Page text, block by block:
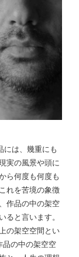
には、幾重にも
実の風景や頭に
ら何度も何度も
れを苦境の象徴
作品の中の架空
と言います。
の架空空間とい
品の中の架空空